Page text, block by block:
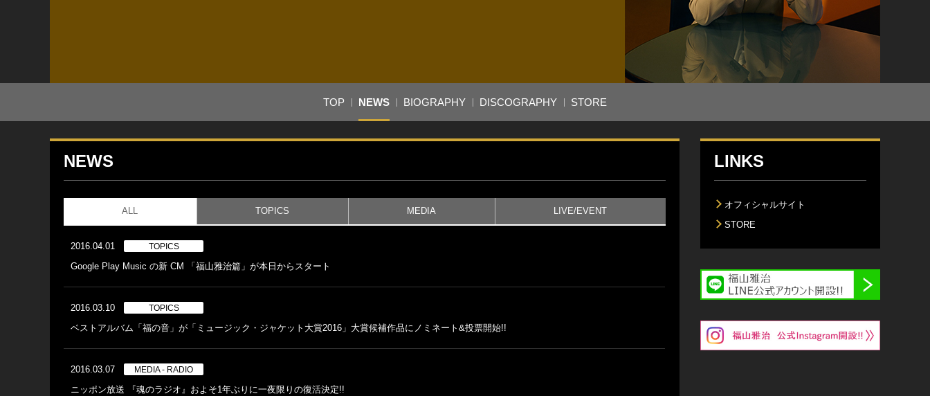
TOP NEWS BIOGRAPHY DISCOGRAPHY STORE
NEWS
ALL TOPICS MEDIA LIVE/EVENT
2016.04.01 TOPICS
Google Play Music の新 CM 「福山雅治篇」が本日からスタート
2016.03.10 TOPICS
ベストアルバム「福の音」が「ミュージック・ジャケット大賞2016」大賞候補作品にノミネート&投票開始!!
2016.03.07 MEDIA - RADIO
ニッポン放送 『魂のラジオ』およそ1年ぶりに一夜限りの復活決定!!
LINKS
オフィシャルサイト
STORE